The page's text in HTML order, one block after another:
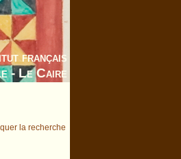
français
- Le Caire
la recherche